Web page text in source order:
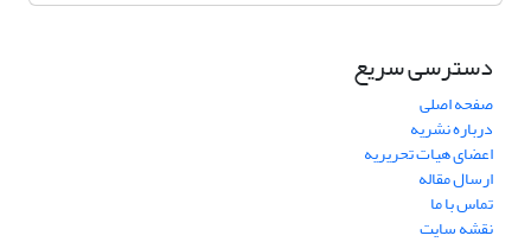
دسترسی سریع
صفحه اصلی
درباره نشریه
اعضای هیات تحریریه
ارسال مقاله
تماس با ما
نقشه سایت